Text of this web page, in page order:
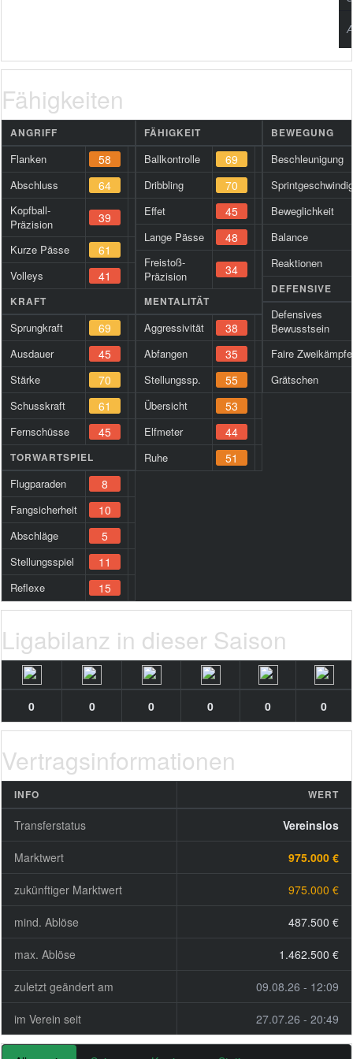
Fähigkeiten
ANGRIFF
Flanken 58
Abschluss 64
Kopfball-
Präzision
39
Kurze Pässe 61
Volleys 41
KRAFT
Sprungkraft 69
Ausdauer 45
Stärke 70
Schusskraft 61
Fernschüsse 45
TORWARTSPIEL
Flugparaden 8
Fangsicherheit 10
Abschläge 5
Stellungsspiel 11
Reflexe 15
FÄHIGKEIT
Ballkontrolle 69
Dribbling 70
Effet 45
Lange Pässe 48
Freistoß-
Präzision
34
MENTALITÄT
Aggressivität 38
Abfangen 35
Stellungssp. 55
Übersicht 53
Elfmeter 44
Ruhe 51
BEWEGUNG
Beschleunigung
Beweglichkeit
Balance
Reaktionen
DEFENSIVE
Defensives
Bewusstsein
Faire Zweikämpfe
Grätschen
Ligabilanz in dieser Saison
0 0 0 0 0 0
Vertragsinformationen
INFO WERT
Transferstatus Vereinslos
Marktwert 975.000 €
zukünftiger Marktwert 975.000 €
mind. Ablöse 487.500 €
max. Ablöse 1.462.500 €
zuletzt geändert am 09.08.26 - 12:09
im Verein seit 27.07.26 - 20:49